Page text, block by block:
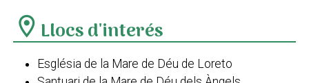
location_on Llocs d'interés
Església de la Mare de Déu de Loreto